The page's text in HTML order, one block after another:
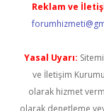
Reklam ve
Yasal Uyarı:
ve İletişim
olarak hizmet
olarak denetleme